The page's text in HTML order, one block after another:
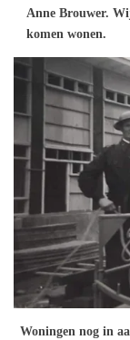
Anne Brouwer.
komen wonen.
Woningen nog in